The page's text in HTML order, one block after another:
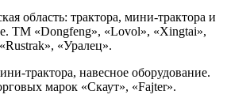
область: трактора, мини-трактора и
ТМ «Dongfeng», «Lovol», «Xingtai»,
«Уралец».
трактора, навесное оборудование.
марок «Скаут», «Fajter».